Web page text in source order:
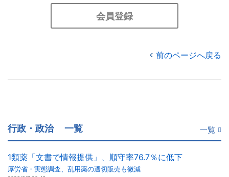
会員登録
前のページへ戻る
行政・政治 一覧 一覧
1類薬「文書で情報提供」、順守率76.7％に低下
厚労省・実態調査、乱用薬の適切販売も微減